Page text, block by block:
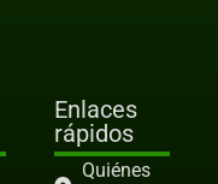
Enlaces
rápidos
Quiénes